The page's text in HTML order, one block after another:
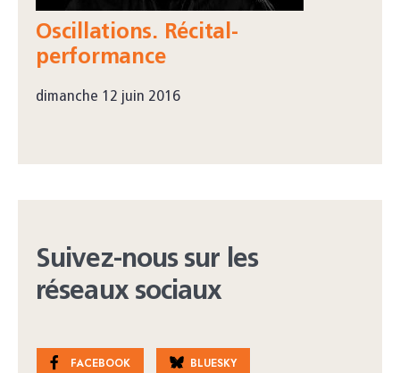
Oscillations. Récital-
performance
dimanche 12 juin 2016
Suivez-nous sur les
réseaux sociaux
FACEBOOK BLUESKY